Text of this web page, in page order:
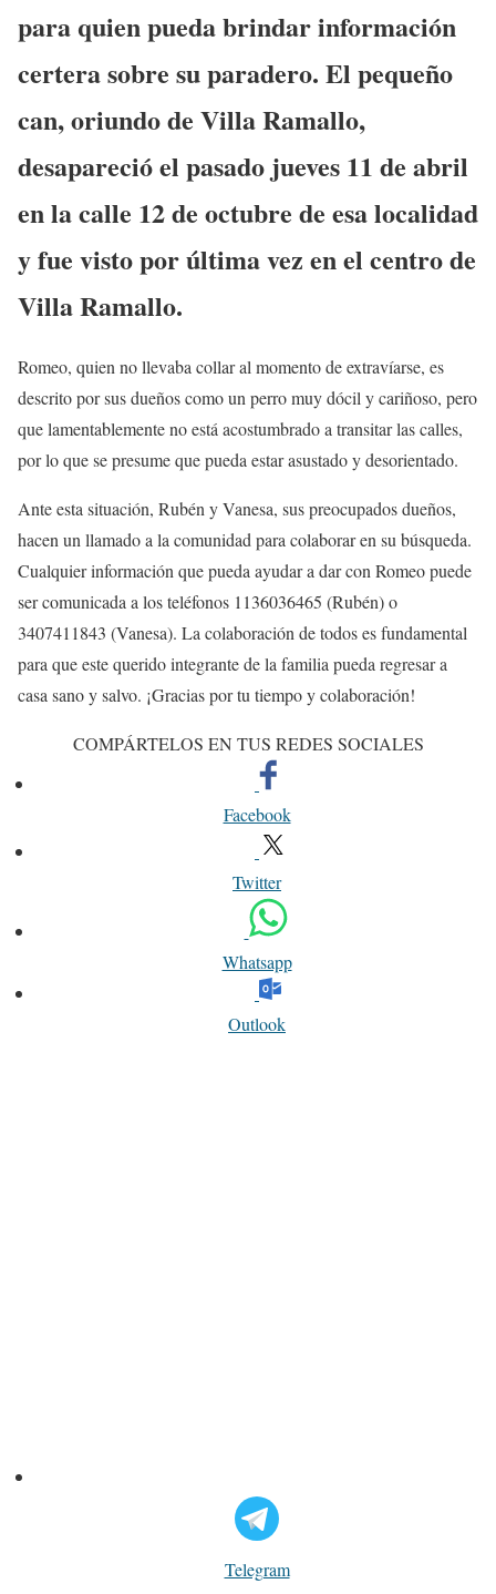
para quien pueda brindar información
certera sobre su paradero. El pequeño
can, oriundo de Villa Ramallo,
desapareció el pasado jueves 11 de abril
en la calle 12 de octubre de esa localidad
y fue visto por última vez en el centro de
Villa Ramallo.
Romeo, quien no llevaba collar al momento de extravíarse, es
descrito por sus dueños como un perro muy dócil y cariñoso, pero
que lamentablemente no está acostumbrado a transitar las calles,
por lo que se presume que pueda estar asustado y desorientado.
Ante esta situación, Rubén y Vanesa, sus preocupados dueños,
hacen un llamado a la comunidad para colaborar en su búsqueda.
Cualquier información que pueda ayudar a dar con Romeo puede
ser comunicada a los teléfonos 1136036465 (Rubén) o
3407411843 (Vanesa). La colaboración de todos es fundamental
para que este querido integrante de la familia pueda regresar a
casa sano y salvo. ¡Gracias por tu tiempo y colaboración!
COMPÁRTELOS EN TUS REDES SOCIALES
Facebook
Twitter
Whatsapp
Outlook
Telegram